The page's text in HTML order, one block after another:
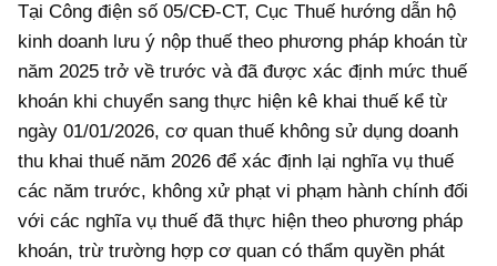
Doanh nghiệp dân tộc
Khác
Video
Photo
Tại Công điện số 05/CĐ-CT, Cục Thuế hướng dẫn hộ
kinh doanh lưu ý nộp thuế theo phương pháp khoán từ
năm 2025 trở về trước và đã được xác định mức thuế
khoán khi chuyển sang thực hiện kê khai thuế kể từ
ngày 01/01/2026, cơ quan thuế không sử dụng doanh
thu khai thuế năm 2026 để xác định lại nghĩa vụ thuế
các năm trước, không xử phạt vi phạm hành chính đối
với các nghĩa vụ thuế đã thực hiện theo phương pháp
khoán, trừ trường hợp cơ quan có thẩm quyền phát